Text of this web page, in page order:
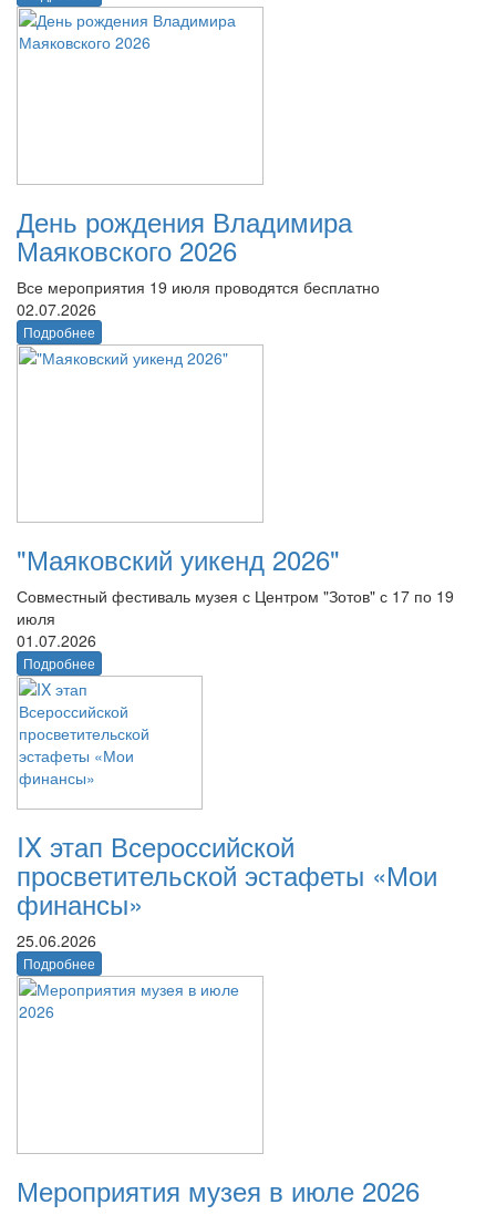
День рождения Владимира
Маяковского 2026
Все мероприятия 19 июля проводятся бесплатно
02.07.2026
Подробнее
"Маяковский уикенд 2026"
Совместный фестиваль музея с Центром "Зотов" с 17 по 19
июля
01.07.2026
Подробнее
IX этап Всероссийской
просветительской эстафеты «Мои
финансы»
25.06.2026
Подробнее
Мероприятия музея в июле 2026